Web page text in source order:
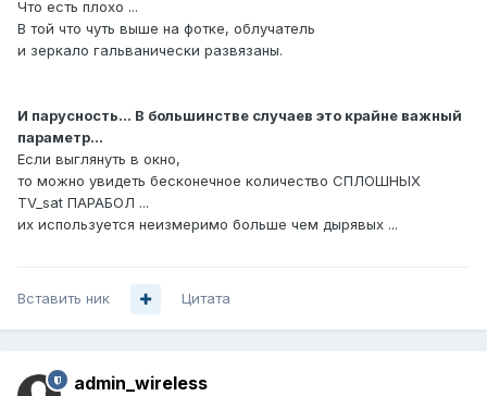
Что есть плохо ...
В той что чуть выше на фотке, облучатель
и зеркало гальванически развязаны.
И парусность... В большинстве случаев это крайне важный
параметр...
Если выглянуть в окно,
то можно увидеть бесконечное количество СПЛОШНЫХ
TV_sat ПАРАБОЛ ...
их используется неизмеримо больше чем дырявых ...
Вставить ник Цитата
admin_wireless